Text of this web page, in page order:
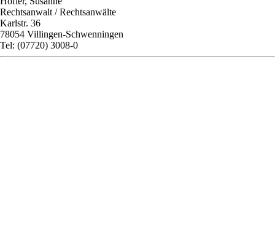
Rechtsanwalt / Rechtsanwälte
Karlstr. 36
78054 Villingen-Schwenningen
Tel: (07720) 3008-0